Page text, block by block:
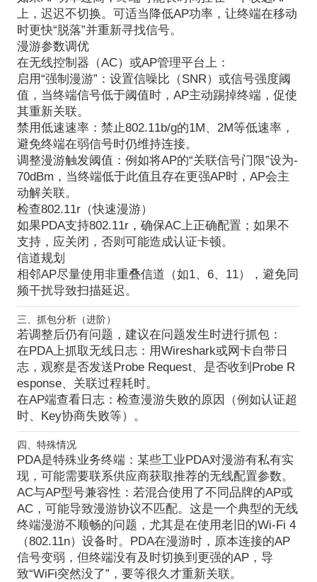
上，迟迟不切换。可适当降低AP功率，让终端在移动
时更快“脱落”并重新寻找信号。
漫游参数调优
在无线控制器（AC）或AP管理平台上：
启用“强制漫游” ：设置信噪比（SNR）或信号强度阈
值，当终端信号低于阈值时，AP主动踢掉终端，促使
其重新关联。
禁用低速速率：禁止802.11b/g的1M、2M等低速率，
避免终端在弱信号时仍维持连接。
调整漫游触发阈值 ：例如将AP的“关联信号门限”设为-
70dBm，当终端低于此值且存在更强AP时，AP会主
动解关联。
检查802.11r（快速漫游）
如果PDA支持802.11r，确保AC上正确配置；如果不
支持，应关闭，否则可能造成认证卡顿。
信道规划
相邻AP尽量使用非重叠信道 （如1、6、11），避免同
频干扰导致扫描延迟。
三、抓包分析（进阶）
若调整后仍有问题，建议在问题发生时进行抓包：
在PDA上抓取无线日志：用Wireshark或网卡自带日
志，观察是否发送Probe Request、是否收到Probe R
esponse、关联过程耗时。
在AP端查看日志：检查漫游失败的原因（例如认证超
时、Key协商失败等）。
四、特殊情况
PDA是特殊业务终端：某些工业PDA对漫游有私有实
现，可能需要联系供应商获取推荐的无线配置参数。
AC与AP型号兼容性 ：若混合使用了不同品牌的AP或
AC，可能导致漫游协议不匹配。这是一个典型的无线
终端漫游不顺畅的问题，尤其是在使用老旧的Wi-Fi 4
（802.11n）设备时。PDA在漫游时，原本连接的AP
信号变弱，但终端没有及时切换到更强的AP，导
致“WiFi突然没了”，要等很久才重新关联。